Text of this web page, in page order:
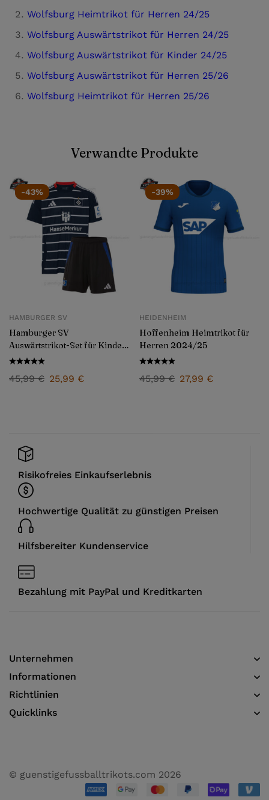
Wolfsburg Heimtrikot für Herren 24/25
Wolfsburg Auswärtstrikot für Herren 24/25
Wolfsburg Auswärtstrikot für Kinder 24/25
Wolfsburg Auswärtstrikot für Herren 25/26
Wolfsburg Heimtrikot für Herren 25/26
Verwandte Produkte
-43%
HAMBURGER SV
Hamburger SV
Auswärtstrikot-Set für Kinder
2024/25
45,99€ 25,99 €
-39%
HEIDENHEIM
Hoffenheim Heimtrikot für
Herren 2024/25
45,99€ 27,99 €
Risikofreies Einkaufserlebnis
Hochwertige Qualität zu günstigen Preisen
Hilfsbereiter Kundenservice
Bezahlung mit PayPal und Kreditkarten
Unternehmen
Informationen​
Richtlinien
Quicklinks
© guenstigefussballtrikots.com 2026